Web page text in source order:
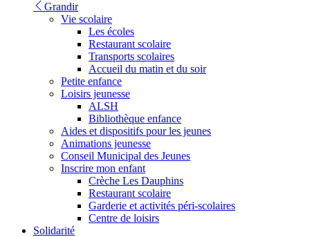
Grandir
Vie scolaire
Les écoles
Restaurant scolaire
Transports scolaires
Accueil du matin et du soir
Petite enfance
Loisirs jeunesse
ALSH
Bibliothèque enfance
Aides et dispositifs pour les jeunes
Animations jeunesse
Conseil Municipal des Jeunes
Inscrire mon enfant
Crèche Les Dauphins
Restaurant scolaire
Garderie et activités péri-scolaires
Centre de loisirs
Solidarité